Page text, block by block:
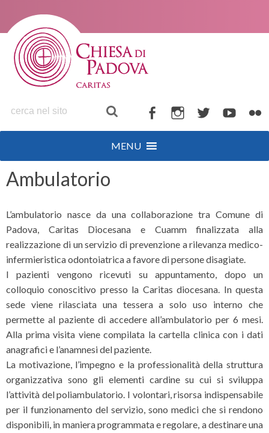
a
c
o
k
I
n
r
a
m
T
w
r
Y
o
e
F
l
i
o
MENU
Ambulatorio
L’ambulatorio nasce da una collaborazione tra Comune di
Padova, Caritas Diocesana e Cuamm finalizzata alla
realizzazione di un servizio di prevenzione a rilevanza medico-
infermieristica odontoiatrica a favore di persone disagiate.
I pazienti vengono ricevuti su appuntamento, dopo un
colloquio conoscitivo presso la Caritas diocesana. In questa
sede viene rilasciata una tessera a solo uso interno che
permette al paziente di accedere all’ambulatorio per 6 mesi.
Alla prima visita viene compilata la cartella clinica con i dati
anagrafici e l’anamnesi del paziente.
La motivazione, l’impegno e la professionalità della struttura
organizzativa sono gli elementi cardine su cui si sviluppa
l’attività del poliambulatorio. I volontari, risorsa indispensabile
per il funzionamento del servizio, sono medici che si rendono
disponibili, in maniera programmata e regolare, a destinare una